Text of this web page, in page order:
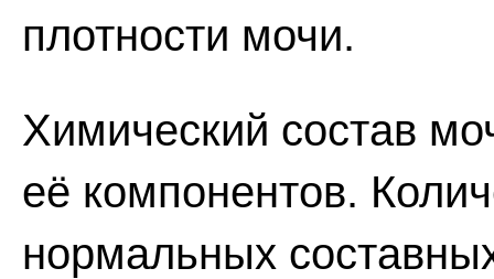
плотности мочи.
Химический состав
её компонентов.
нормальных